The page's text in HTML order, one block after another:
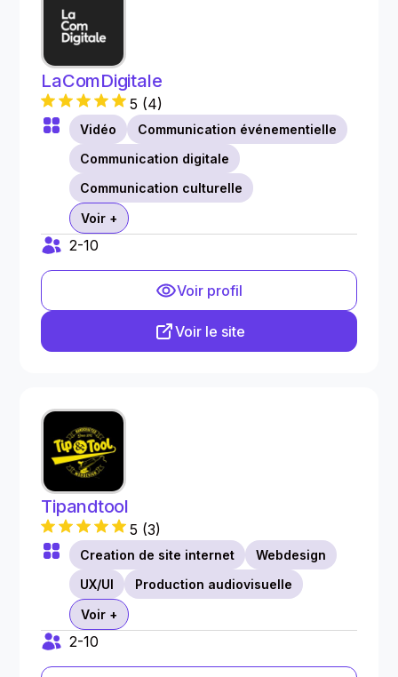
LaComDigitale
5 (4)
Vidéo
Communication événementielle
Communication digitale
Communication culturelle
Voir +
2-10
Voir profil
Voir le site
Tipandtool
5 (3)
Creation de site internet
Webdesign
UX/UI
Production audiovisuelle
Voir +
2-10